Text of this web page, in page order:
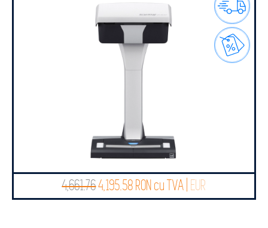
4,661.764,195.58 RON cu TVA | EUR